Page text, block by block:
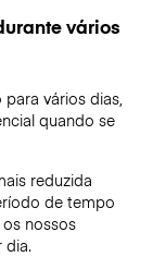
vários
vários dias,
quando se
reduzida
de tempo
nossos
dia.